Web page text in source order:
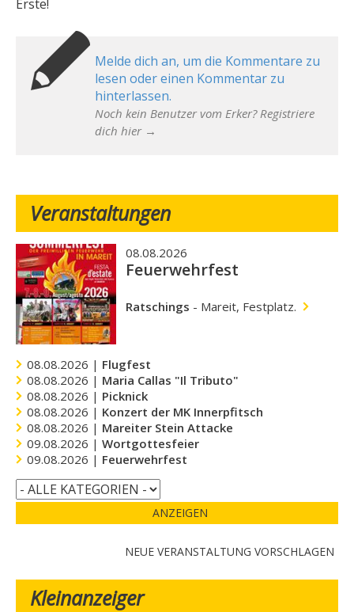
Erste!
Melde dich an, um die Kommentare zu
lesen oder einen Kommentar zu
hinterlassen.
Noch kein Benutzer vom Erker? Registriere
dich hier →
Veranstaltungen
08.08.2026
Feuerwehrfest
Ratschings - Mareit, Festplatz.
08.08.2026 | Flugfest
08.08.2026 | Maria Callas "Il Tributo"
08.08.2026 | Picknick
08.08.2026 | Konzert der MK Innerpfitsch
08.08.2026 | Mareiter Stein Attacke
09.08.2026 | Wortgottesfeier
09.08.2026 | Feuerwehrfest
ANZEIGEN
NEUE VERANSTALTUNG VORSCHLAGEN
Kleinanzeiger